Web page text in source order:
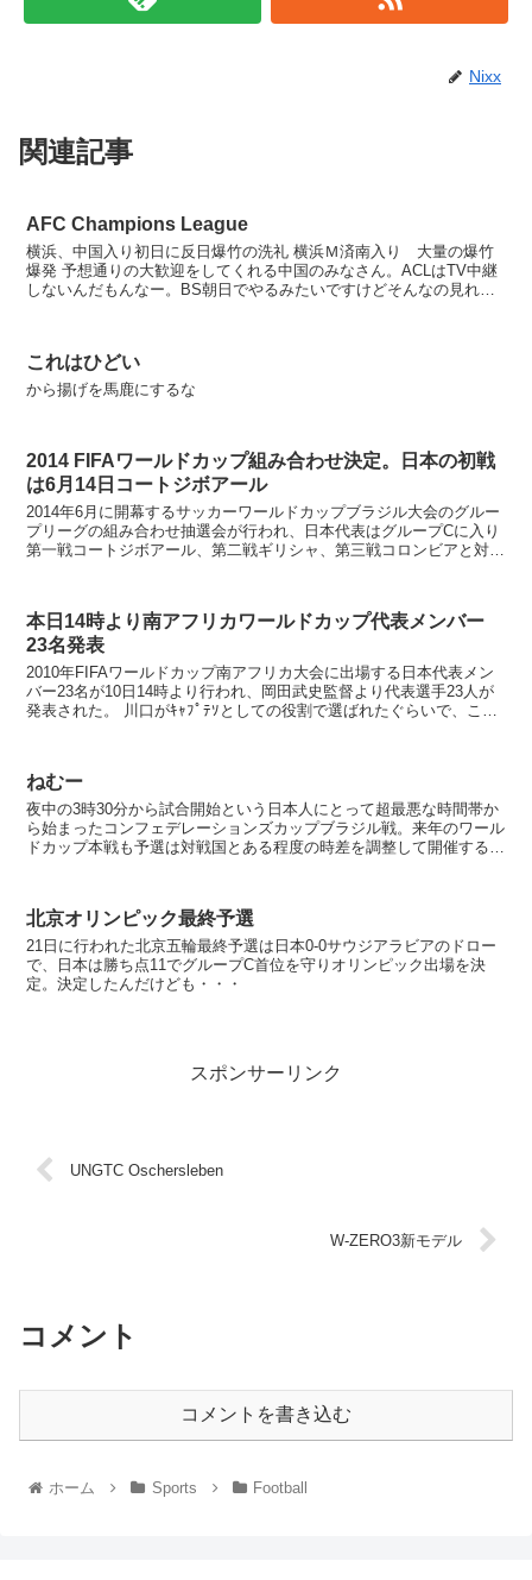
Nixx
関連記事
AFC Champions League
横浜、中国入り初日に反日爆竹の洗礼 横浜Ｍ済南入り 大量の爆竹
爆発 予想通りの大歓迎をしてくれる中国のみなさん。ACLはTV中継
しないんだもんなー。BS朝日でやるみたいですけどそんなの見れな
これはひどい
から揚げを馬鹿にするな
2014 FIFAワールドカップ組み合わせ決定。日本の初戦
は6月14日コートジボアール
2014年6月に開幕するサッカーワールドカップブラジル大会のグルー
プリーグの組み合わせ抽選会が行われ、日本代表はグループCに入り
第一戦コートジボアール、第二戦ギリシャ、第三戦コロンビアと対戦
本日14時より南アフリカワールドカップ代表メンバー
23名発表
2010年FIFAワールドカップ南アフリカ大会に出場する日本代表メン
バー23名が10日14時より行われ、岡田武史監督より代表選手23人が
発表された。 川口がｷｬﾌﾟﾃｿとしての役割で選ばれたぐらいで、これ
ねむー
夜中の3時30分から試合開始という日本人にとって超最悪な時間帯か
ら始まったコンフェデレーションズカップブラジル戦。来年のワール
ドカップ本戦も予選は対戦国とある程度の時差を調整して開催するは
北京オリンピック最終予選
21日に行われた北京五輪最終予選は日本0-0サウジアラビアのドロー
で、日本は勝ち点11でグループC首位を守りオリンピック出場を決
定。決定したんだけども・・・
スポンサーリンク
UNGTC Oschersleben
W-ZERO3新モデル
コメント
コメントを書き込む
ホーム Sports Football